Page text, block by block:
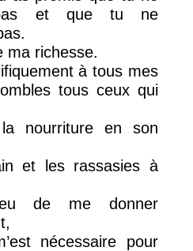
et que tu ne
ma richesse.
à tous mes
tous ceux qui
nourriture en son
et les rassasies à
de me donner
nécessaire pour